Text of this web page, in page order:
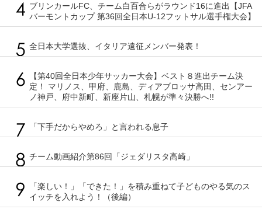
ブリンカールFC、チーム白百合らがラウンド16に進出【JFA
バーモントカップ 第36回全日本U-12フットサル選手権大会】
全日本大学選抜、イタリア遠征メンバー発表！
【第40回全日本少年サッカー大会】ベスト８進出チーム決
定！ マリノス、甲府、鹿島、ディアブロッサ高田、センアー
ノ神戸、府中新町、新座片山、札幌が準々決勝へ!!
「下手だからやめろ」と言われる息子
チーム動画紹介第86回「ジェダリスタ高崎」
「楽しい！」「できた！」を積み重ねて子どものやる気のス
イッチを入れよう！（後編）